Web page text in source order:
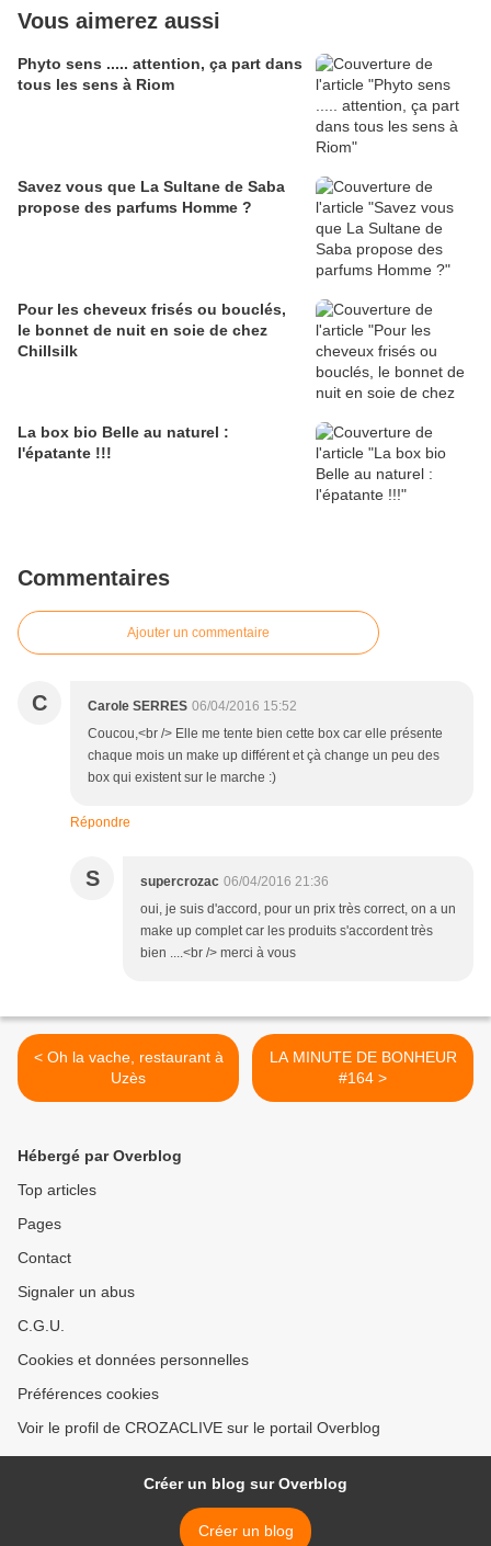
Vous aimerez aussi
Phyto sens ..... attention, ça part dans
tous les sens à Riom
Savez vous que La Sultane de Saba
propose des parfums Homme ?
Pour les cheveux frisés ou bouclés,
le bonnet de nuit en soie de chez
Chillsilk
La box bio Belle au naturel :
l'épatante !!!
Commentaires
Ajouter un commentaire
C Carole SERRES 06/04/2016 15:52
Coucou,<br /> Elle me tente bien cette box car elle présente
chaque mois un make up différent et çà change un peu des
box qui existent sur le marche :)
Répondre
S supercrozac 06/04/2016 21:36
oui, je suis d'accord, pour un prix très correct, on a un
make up complet car les produits s'accordent très
bien ....<br /> merci à vous
< Oh la vache, restaurant à
Uzès
LA MINUTE DE BONHEUR
#164 >
Hébergé par Overblog
Top articles
Pages
Contact
Signaler un abus
C.G.U.
Cookies et données personnelles
Préférences cookies
Voir le profil de CROZACLIVE sur le portail Overblog
Créer un blog sur Overblog
Créer un blog